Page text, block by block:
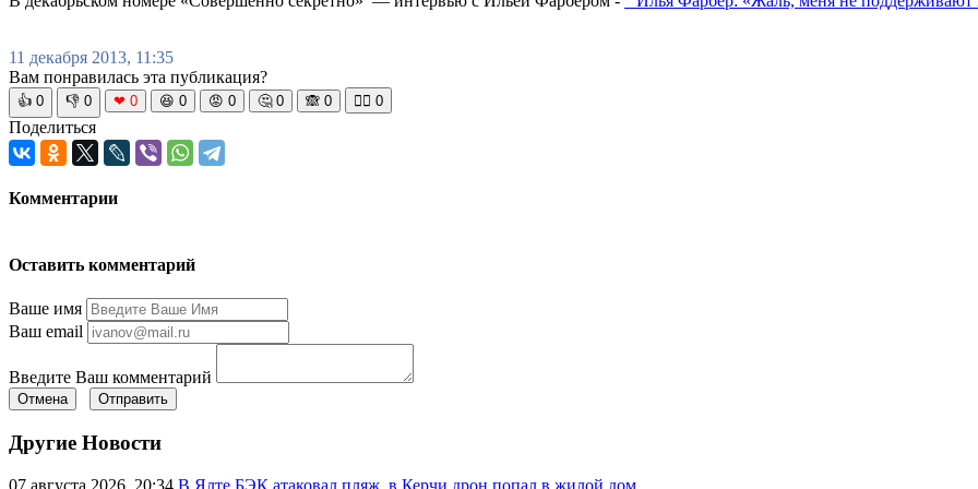
11 декабря 2013, 11:35
Вам понравилась эта публикация?
👍 0 👎 0 ❤ 0 😆 0 😡 0 🤔 0 🙈 0 🧘‍♀️ 0
Поделиться
Комментарии
Оставить комментарий
Ваше имя
Ваш email
Введите Ваш комментарий
Отмена Отправить
Другие Новости
07 августа 2026, 20:34 В Ялте БЭК атаковал пляж, в Керчи дрон попал в жилой дом